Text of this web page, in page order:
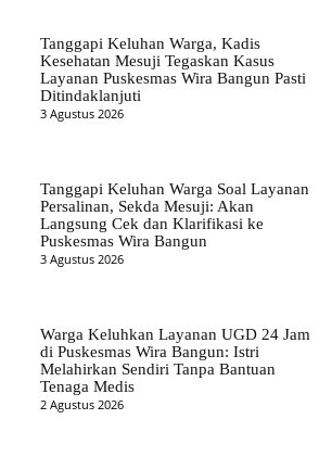
Tanggapi Keluhan Warga, Kadis
Kesehatan Mesuji Tegaskan Kasus
Layanan Puskesmas Wira Bangun Pasti
Ditindaklanjuti
3 Agustus 2026
Tanggapi Keluhan Warga Soal Layanan
Persalinan, Sekda Mesuji: Akan
Langsung Cek dan Klarifikasi ke
Puskesmas Wira Bangun
3 Agustus 2026
Warga Keluhkan Layanan UGD 24 Jam
di Puskesmas Wira Bangun: Istri
Melahirkan Sendiri Tanpa Bantuan
Tenaga Medis
2 Agustus 2026